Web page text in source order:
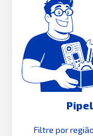
Filtre por